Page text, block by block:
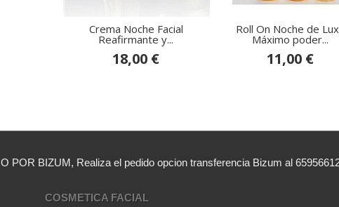
Crema Noche Facial
Reafirmante y...
18,00 €
Roll On Noche de
Máximo poder...
11,00 €
POR BIZUM, Realiza el pedido opcion transferencia Bizum al
COSMETICA FACIAL